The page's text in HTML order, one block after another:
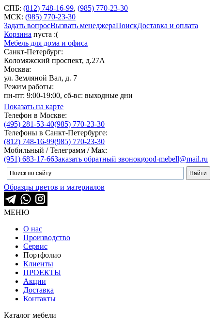
СПБ: (812) 748-16-99, (985) 770-23-30
МСК: (985) 770-23-30
Задать вопросВызвать менеджераПоискДоставка и оплата
Корзина пуста :(
Мебель для дома и офиса
Санкт-Петербург:
Коломяжский проспект, д.27А
Москва:
ул. Земляной Вал, д. 7
Режим работы:
пн-пт: 9:00-19:00, сб-вс: выходные дни
Показать на карте
Телефон в Москве:
(495) 281-53-40(985) 770-23-30
Телефоны в Санкт-Петербурге:
(812) 748-16-99(985) 770-23-30
Мобильный / Телеграмм / Max:
(951) 683-17-66Заказать обратный звонокgood-mebell@mail.ru
Образцы цветов и материалов
МЕНЮ
О нас
Производство
Сервис
Портфолио
Клиенты
ПРОЕКТЫ
Акции
Доставка
Контакты
Каталог мебели